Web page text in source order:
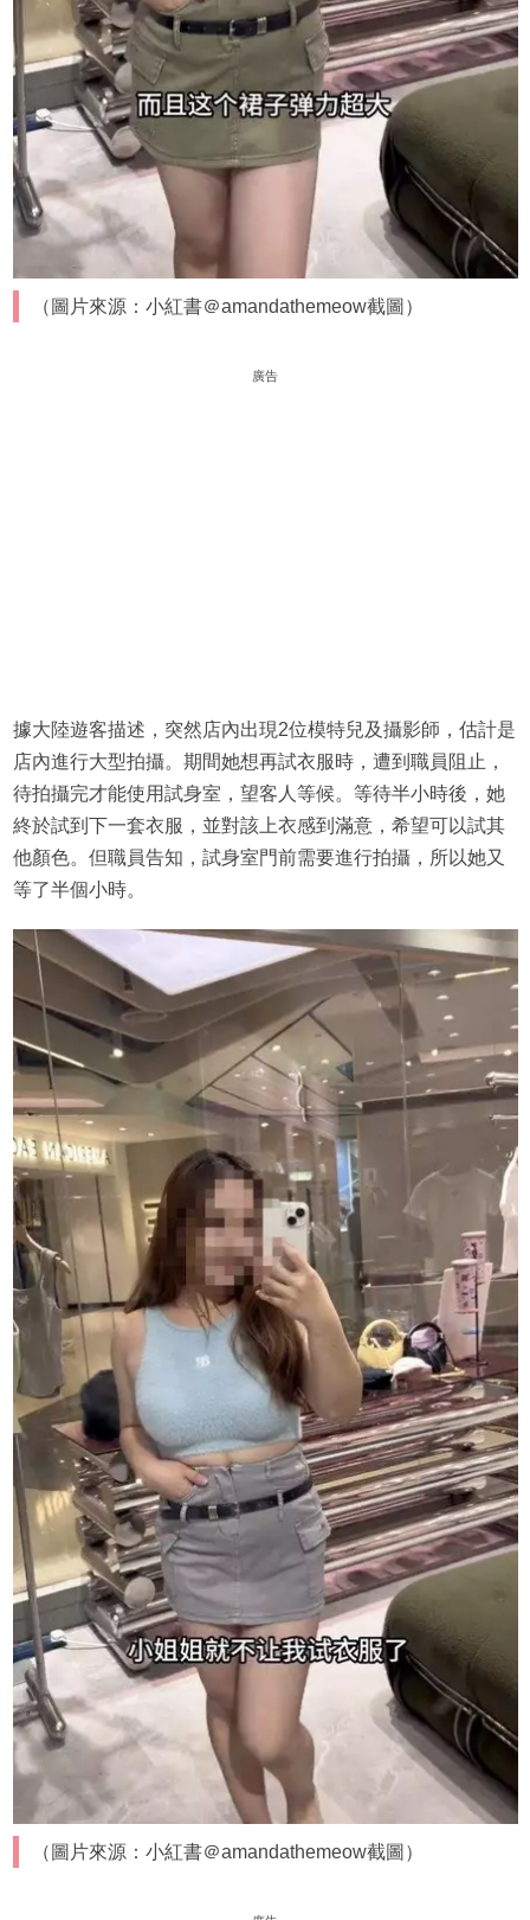
（圖片來源：小紅書＠amandathemeow截圖）
廣告
據大陸遊客描述，突然店內出現2位模特兒及攝影師，估計是
店內進行大型拍攝。期間她想再試衣服時，遭到職員阻止，
待拍攝完才能使用試身室，望客人等候。等待半小時後，她
終於試到下一套衣服，並對該上衣感到滿意，希望可以試其
他顏色。但職員告知，試身室門前需要進行拍攝，所以她又
等了半個小時。
（圖片來源：小紅書＠amandathemeow截圖）